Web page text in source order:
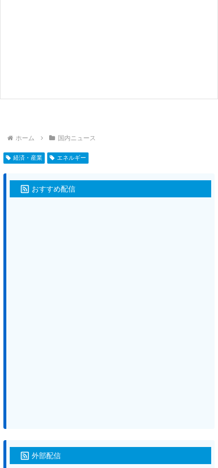
ホーム 国内ニュース
経済・産業 エネルギー
おすすめ配信
外部配信